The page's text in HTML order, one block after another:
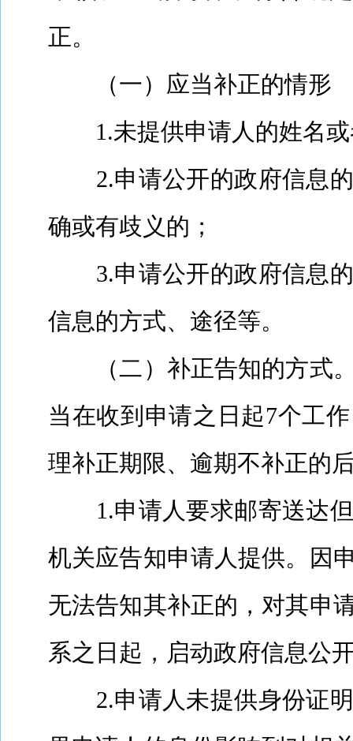
正。
（一）应当补正的情形
1.未提供申请人的姓名
2.申请公开的政府信息
确或有歧义的；
3.申请公开的政府信息
信息的方式、途径等。
（二）补正告知的方式
当在收到申请之日起7个工
理补正期限、逾期不补正的
1.申请人要求邮寄送达
机关应告知申请人提供。因
无法告知其补正的，对其申
系之日起，启动政府信息公
2.申请人未提供身份证